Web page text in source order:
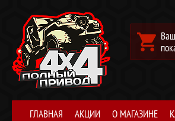
ГЛАВНАЯ АКЦИИ О МАГАЗИНЕ